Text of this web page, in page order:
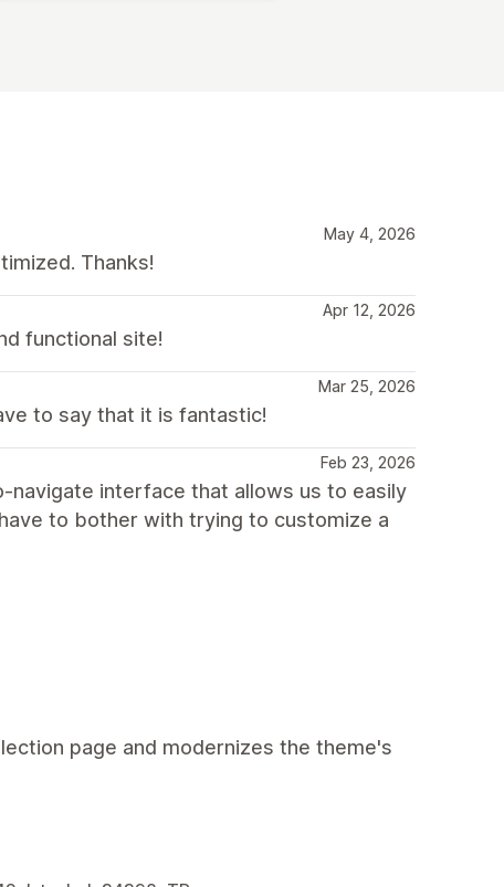
May 4, 2026
Thanks!
Apr 12, 2026
functional site!
Mar 25, 2026
to say that it is fantastic!
Feb 23, 2026
navigate interface that allows us to easily
to bother with trying to customize a
page and modernizes the theme's